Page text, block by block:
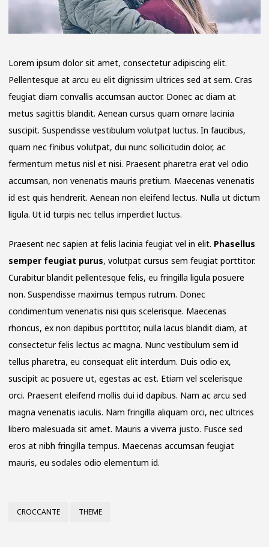
Lorem ipsum dolor sit amet, consectetur adipiscing elit.
Pellentesque at arcu eu elit dignissim ultrices sed at sem. Cras
feugiat diam convallis accumsan auctor. Donec ac diam at
metus sagittis blandit. Aenean cursus quam ornare lacinia
suscipit. Suspendisse vestibulum volutpat luctus. In faucibus,
quam nec finibus volutpat, dui nunc sollicitudin dolor, ac
fermentum metus nisl et nisi. Praesent pharetra erat vel odio
accumsan, non venenatis mauris pretium. Maecenas venenatis
id est quis hendrerit. Aenean non eleifend lectus. Nulla ut dictum
ligula. Ut id turpis nec tellus imperdiet luctus.
Praesent nec sapien at felis lacinia feugiat vel in elit. Phasellus
semper feugiat purus, volutpat cursus sem feugiat porttitor.
Curabitur blandit pellentesque felis, eu fringilla ligula posuere
non. Suspendisse maximus tempus rutrum. Donec
condimentum venenatis nisi quis scelerisque. Maecenas
rhoncus, ex non dapibus porttitor, nulla lacus blandit diam, at
consectetur felis lectus ac magna. Nunc vestibulum sem id
tellus pharetra, eu consequat elit interdum. Duis odio ex,
suscipit ac posuere ut, egestas ac est. Etiam vel scelerisque
orci. Praesent eleifend mollis dui id dapibus. Nam ac arcu sed
magna venenatis iaculis. Nam fringilla aliquam orci, nec ultrices
libero malesuada sit amet. Mauris a viverra justo. Fusce sed
eros at nibh fringilla tempus. Maecenas accumsan feugiat
mauris, eu sodales odio elementum id.
CROCCANTE THEME